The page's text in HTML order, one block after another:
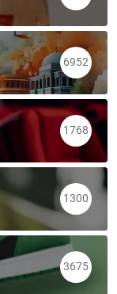
6952
1768
1300
3675